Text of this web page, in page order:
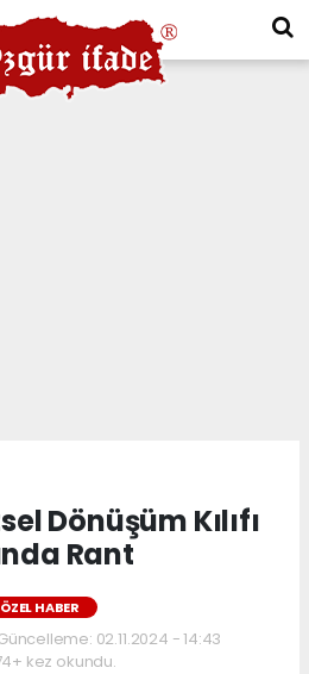
Dönüşüm Kılıfı
Rant
ÖZEL HABER
02.11.2024 - 14:43
kez okundu.